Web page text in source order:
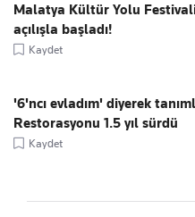
Malatya Kültür Yolu
açılışla başladı!
Kaydet
'6'ncı evladım' diyerek
Restorasyonu 1.5 yıl sürdü
Kaydet